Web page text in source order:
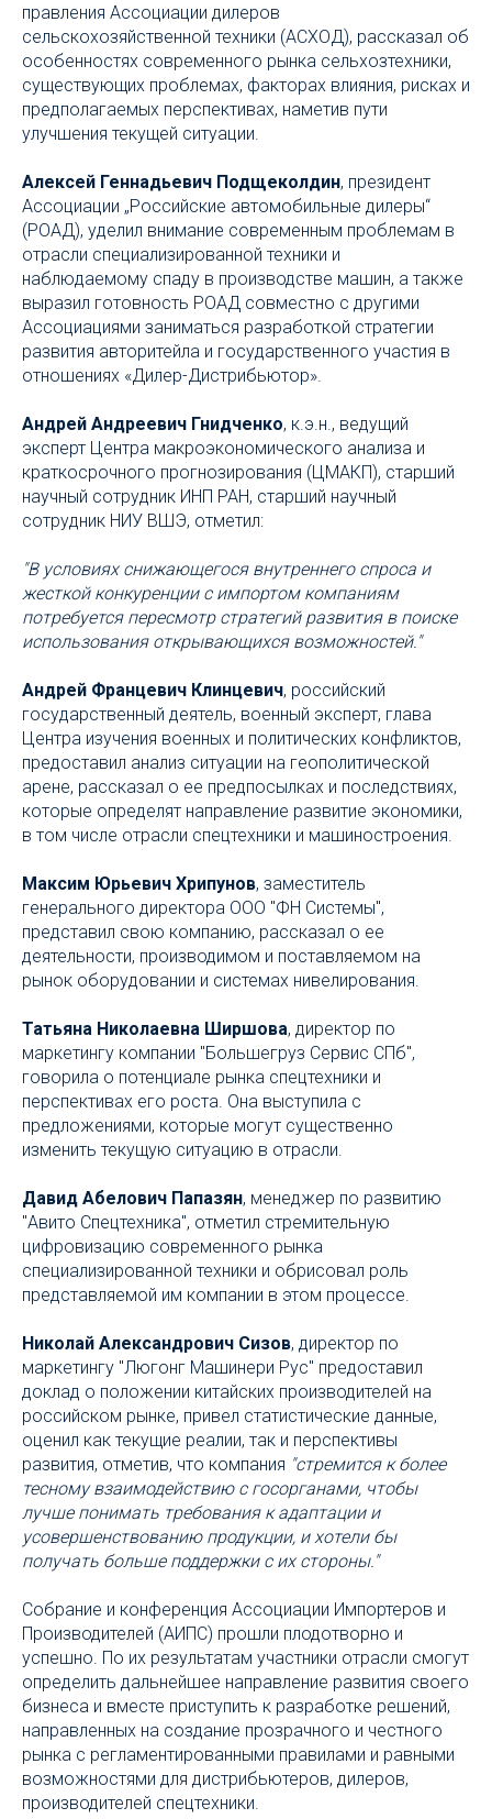
правления Ассоциации дилеров
сельскохозяйственной техники (АСХОД), рассказал об
особенностях современного рынка сельхозтехники,
существующих проблемах, факторах влияния, рисках и
предполагаемых перспективах, наметив пути
улучшения текущей ситуации.
Алексей Геннадьевич Подщеколдин, президент
Ассоциации „Российские автомобильные дилеры“
(РОАД), уделил внимание современным проблемам в
отрасли специализированной техники и
наблюдаемому спаду в производстве машин, а также
выразил готовность РОАД совместно с другими
Ассоциациями заниматься разработкой стратегии
развития авторитейла и государственного участия в
отношениях «Дилер-Дистрибьютор».
Андрей Андреевич Гнидченко, к.э.н., ведущий
эксперт Центра макроэкономического анализа и
краткосрочного прогнозирования (ЦМАКП), старший
научный сотрудник ИНП РАН, старший научный
сотрудник НИУ ВШЭ, отметил:
"В условиях снижающегося внутреннего спроса и
жесткой конкуренции с импортом компаниям
потребуется пересмотр стратегий развития в поиске
использования открывающихся возможностей."
Андрей Францевич Клинцевич, российский
государственный деятель, военный эксперт, глава
Центра изучения военных и политических конфликтов,
предоставил анализ ситуации на геополитической
арене, рассказал о ее предпосылках и последствиях,
которые определят направление развитие экономики,
в том числе отрасли спецтехники и машиностроения.
Максим Юрьевич Хрипунов, заместитель
генерального директора ООО "ФН Системы",
представил свою компанию, рассказал о ее
деятельности, производимом и поставляемом на
рынок оборудовании и системах нивелирования.
Татьяна Николаевна Ширшова, директор по
маркетингу компании "Большегруз Сервис СПб",
говорила о потенциале рынка спецтехники и
перспективах его роста. Она выступила с
предложениями, которые могут существенно
изменить текущую ситуацию в отрасли.
Давид Абелович Папазян, менеджер по развитию
"Авито Спецтехника", отметил стремительную
цифровизацию современного рынка
специализированной техники и обрисовал роль
представляемой им компании в этом процессе.
Николай Александрович Сизов, директор по
маркетингу "Люгонг Машинери Рус" предоставил
доклад о положении китайских производителей на
российском рынке, привел статистические данные,
оценил как текущие реалии, так и перспективы
развития, отметив, что компания "стремится к более
тесному взаимодействию с госорганами, чтобы
лучше понимать требования к адаптации и
усовершенствованию продукции, и хотели бы
получать больше поддержки с их стороны."
Собрание и конференция Ассоциации Импортеров и
Производителей (АИПС) прошли плодотворно и
успешно. По их результатам участники отрасли смогут
определить дальнейшее направление развития своего
бизнеса и вместе приступить к разработке решений,
направленных на создание прозрачного и честного
рынка с регламентированными правилами и равными
возможностями для дистрибьютеров, дилеров,
производителей спецтехники.